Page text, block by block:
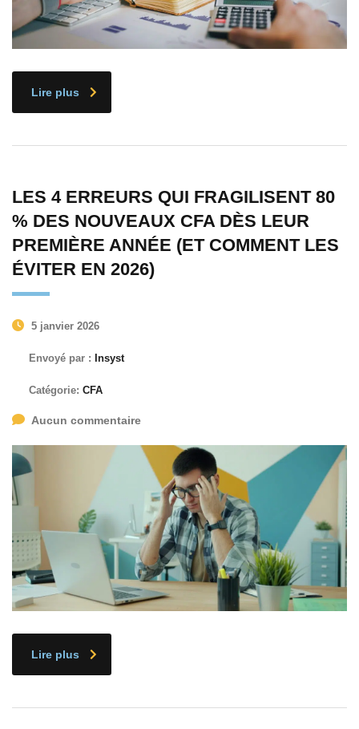
Lire plus
LES 4 ERREURS QUI FRAGILISENT 80
% DES NOUVEAUX CFA DÈS LEUR
PREMIÈRE ANNÉE (ET COMMENT LES
ÉVITER EN 2026)
5 janvier 2026
Envoyé par : Insyst
Catégorie: CFA
Aucun commentaire
Lire plus